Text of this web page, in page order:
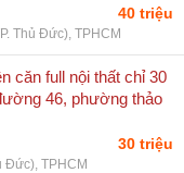
40 triệu
Thủ Đức), TPHCM
căn full nội thất chỉ 30
46, phường thảo
tphcm
30 triệu
Đức), TPHCM